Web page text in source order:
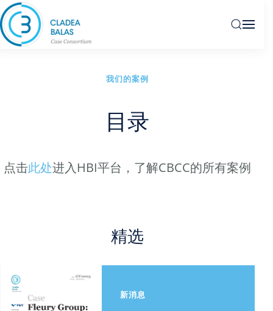
我们的案例
目录
点击此处进入HBI平台，了解CBCC的所有案例
精选
新消息